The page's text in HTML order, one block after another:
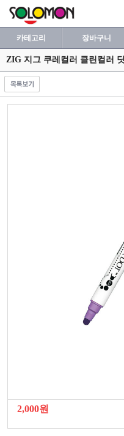
카테고리 장바구니
ZIG 지그 쿠레컬러 클린컬러
2,000원